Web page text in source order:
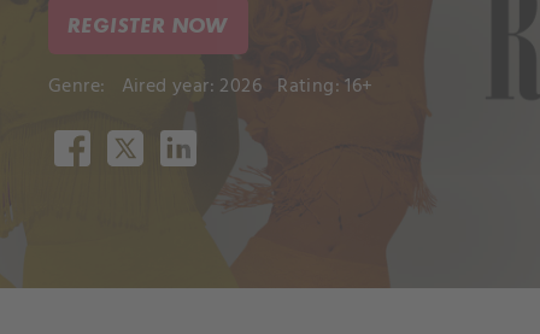
REGISTER NOW
Genre: Aired year: 2026 Rating: 16+